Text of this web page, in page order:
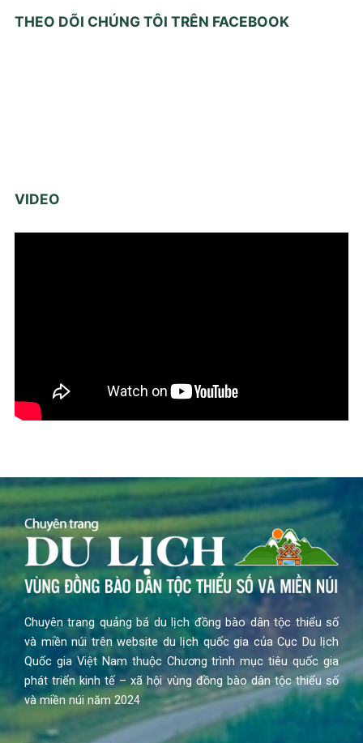
THEO DÕI CHÚNG TÔI TRÊN FACEBOOK
VIDEO
Chuyên trang quảng bá du lịch đồng bào dân tộc thiểu số
và miền núi trên website du lịch quốc gia của Cục Du lịch
Quốc gia Việt Nam thuộc Chương trình mục tiêu quốc gia
phát triển kinh tế – xã hội vùng đồng bào dân tộc thiểu số
và miền núi năm 2024